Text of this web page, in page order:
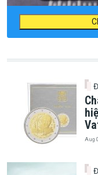
Aug